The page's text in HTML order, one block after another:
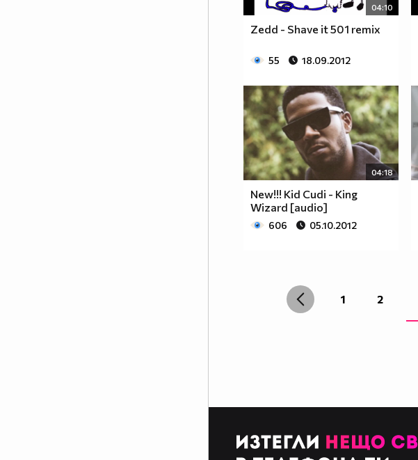
04:10
Zedd - Shave it 501 remix
55 18.09.2012
04:18
New!!! Kid Cudi - King
Wizard [audio]
606 05.10.2012
1 2